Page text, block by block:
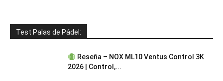
Test Palas de Pádel:
Reseña – NOX ML10 Ventus Control 3K
2026 | Control,...